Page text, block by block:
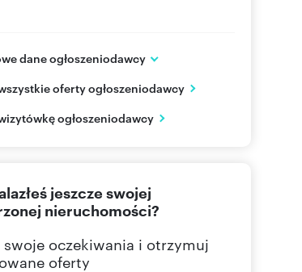
dane ogłoszeniodawcy
oferty ogłoszeniodawcy
ogłoszeniodawcy
jeszcze swojej
nieruchomości?
swoje oczekiwania i otrzymuj
oferty